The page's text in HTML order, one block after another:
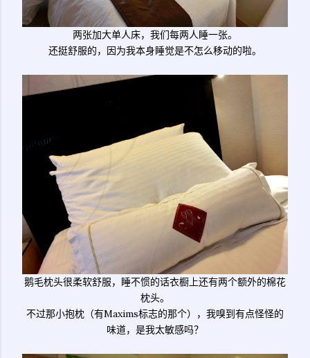
两张加大单人床，我们每两人睡一张。
还挺舒服的，因为我本身睡觉是不怎么移动的啦。
鹅毛枕头很柔软舒服，睡不惯的话衣橱上还有两个额外的棉花
枕头。
不过那小抱枕（有Maxims标志的那个），我嗅到有点怪怪的
味道，是我太敏感吗？